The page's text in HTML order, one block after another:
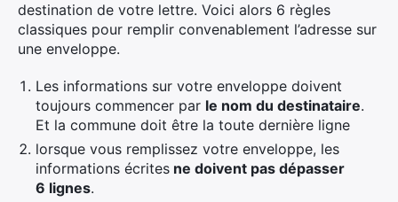
destination de votre lettre. Voici alors 6 règles
classiques pour remplir convenablement l’adresse sur
une enveloppe.
Les informations sur votre enveloppe doivent
toujours commencer par le nom du destinataire.
Et la commune doit être la toute dernière ligne
lorsque vous remplissez votre enveloppe, les
informations écrites ne doivent pas dépasser
6 lignes.